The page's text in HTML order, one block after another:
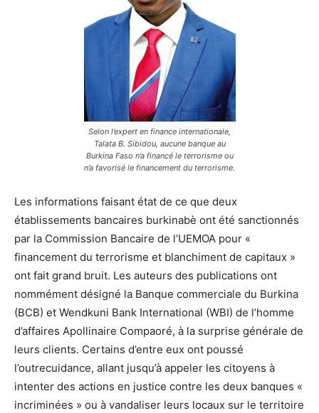
Selon l’expert en finance internationale,
Talata B. Sibidou, aucune banque au
Burkina Faso n’a financé le terrorisme ou
n’a favorisé le financement du terrorisme.
Les informations faisant état de ce que deux
établissements bancaires burkinabè ont été sanctionnés
par la Commission Bancaire de l’UEMOA pour «
financement du terrorisme et blanchiment de capitaux »
ont fait grand bruit. Les auteurs des publications ont
nommément désigné la Banque commerciale du Burkina
(BCB) et Wendkuni Bank International (WBI) de l’homme
d’affaires Apollinaire Compaoré, à la surprise générale de
leurs clients. Certains d’entre eux ont poussé
l’outrecuidance, allant jusqu’à appeler les citoyens à
intenter des actions en justice contre les deux banques «
incriminées » ou à vandaliser leurs locaux sur le territoire